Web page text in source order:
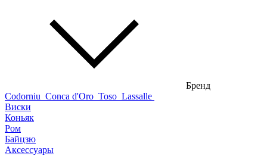
Бренд
Codorniu Conca d'Oro Toso Lassalle
Виски
Коньяк
Ром
Байцзю
Аксессуары